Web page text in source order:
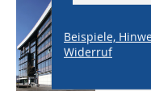
Beispiele,
Widerruf
erneut
hatte